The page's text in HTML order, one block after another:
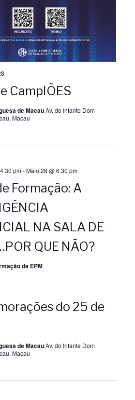
CampIÕES
de MacauAv. do Infante Dom
Macau
Formação: A
NA SALA DE
QUE NÃO?
pm-Maio 28 @ 6:30 pm
da EPM
do 25 de
de MacauAv. do Infante Dom
Macau